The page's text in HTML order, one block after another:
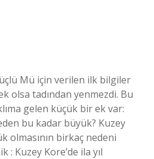
Mü için verilen ilk bilgiler
olsa tadından yenmezdi. Bu
gelen küçük bir ek var:
bu kadar büyük? Kuzey
olmasının birkaç nedeni
: Kuzey Kore’de ila yıl